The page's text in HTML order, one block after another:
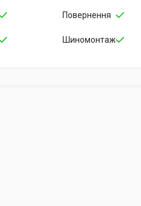
Повернення
Шиномонтаж